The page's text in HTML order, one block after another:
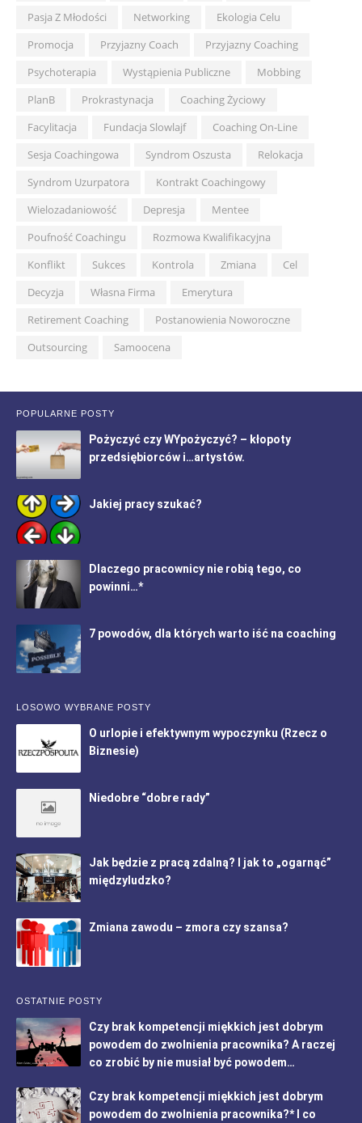
Pasja Z Młodości
Networking
Ekologia Celu
Promocja
Przyjazny Coach
Przyjazny Coaching
Psychoterapia
Wystąpienia Publiczne
Mobbing
PlanB
Prokrastynacja
Coaching Życiowy
Facylitacja
Fundacja Slowlajf
Coaching On-Line
Sesja Coachingowa
Syndrom Oszusta
Relokacja
Syndrom Uzurpatora
Kontrakt Coachingowy
Wielozadaniowość
Depresja
Mentee
Poufność Coachingu
Rozmowa Kwalifikacyjna
Konflikt
Sukces Kontrola Zmiana
Cel
Decyzja
Własna Firma
Emerytura
Retirement Coaching
Postanowienia Noworoczne
Outsourcing
Samoocena
POPULARNE POSTY
Pożyczyć czy WYpożyczyć? – kłopoty
przedsiębiorców i…artystów.
Jakiej pracy szukać?
Dlaczego pracownicy nie robią tego, co
powinni…*
7 powodów, dla których warto iść na coaching
LOSOWO WYBRANE POSTY
O urlopie i efektywnym wypoczynku (Rzecz o
Biznesie)
Niedobre “dobre rady”
Jak będzie z pracą zdalną? I jak to „ogarnąć”
międzyludzko?
Zmiana zawodu – zmora czy szansa?
OSTATNIE POSTY
Czy brak kompetencji miękkich jest dobrym
powodem do zwolnienia pracownika? A raczej
co zrobić by nie musiał być powodem…
Czy brak kompetencji miękkich jest dobrym
powodem do zwolnienia pracownika?* I co